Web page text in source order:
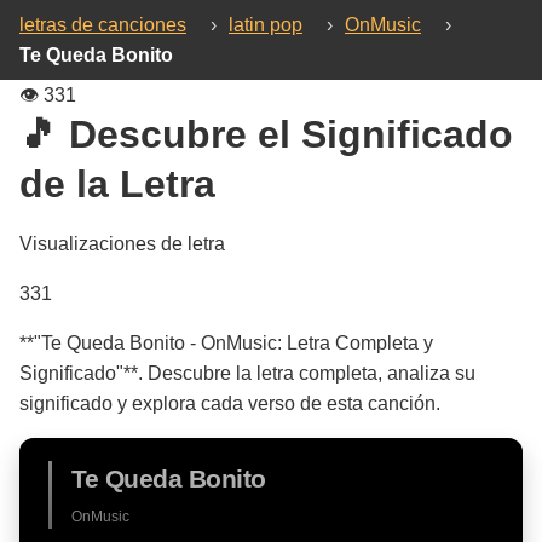
letras de canciones › latin pop › OnMusic
›
Te Queda Bonito
👁️ 331
🎵 Descubre el Significado
de la Letra
Visualizaciones de letra
331
**"Te Queda Bonito - OnMusic: Letra Completa y
Significado"**. Descubre la letra completa, analiza su
significado y explora cada verso de esta canción.
Te Queda Bonito
OnMusic